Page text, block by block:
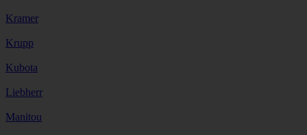
Kramer
Krupp
Kubota
Liebherr
Manitou